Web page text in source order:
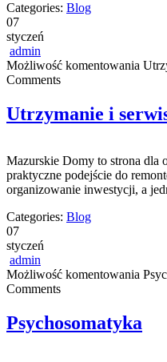
Categories: Blog
07
styczeń
admin
Możliwość komentowania
Comments
Utrzymanie i
Mazurskie Domy to strona dla
praktyczne podejście do
organizowanie inwestycji, a
Categories: Blog
07
styczeń
admin
Możliwość komentowania
Comments
Psychosomatyka